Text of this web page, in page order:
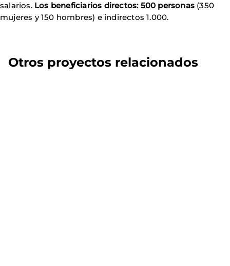
salarios. Los beneficiarios directos: 500 personas (350
mujeres y 150 hombres) e indirectos 1.000.
Otros proyectos relacionados